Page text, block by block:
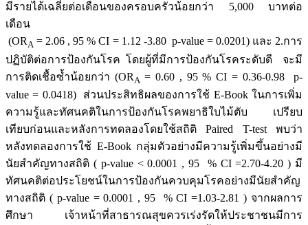
มีรายได้เฉลี่ยต่อเดือนของครอบครัวน้อยกว่า 5,000 บาทต่อ
เดือน
(ORA = 2.06 , 95 % CI = 1.12 -3.80 p-value = 0.0201) และ 2.การ
ปฏิบัติต่อการป้องกันโรค โดยผู้ที่มีการป้องกันโรคระดับดี จะมี
การติดเชื้อซ้ำน้อยกว่า (ORA = 0.60 , 95 % CI = 0.36-0.98 p-
value = 0.0418) ส่วนประสิทธิผลของการใช้ E-Book ในการเพิ่ม
ความรู้และทัศนคติในการป้องกันโรคพยาธิใบไม้ตับ เปรียบ
เทียบก่อนและหลังการทดลองโดยใช้สถิติ Paired T-test พบว่า
หลังทดลองการใช้ E-Book กลุ่มตัวอย่างมีความรู้เพิ่มขึ้นอย่างมี
นัยสำคัญทางสถิติ ( p-value < 0.0001 , 95 % CI =2.70-4.20 ) มี
ทัศนคติต่อประโยชน์ในการป้องกันควบคุมโรคอย่างมีนัยสำคัญ
ทางสถิติ ( p-value = 0.0001 , 95 % CI =1.03-2.81 ) จากผลการ
ศึกษา เจ้าหน้าที่สาธารณสุขควรเร่งรัดให้ประชาชนมีการ